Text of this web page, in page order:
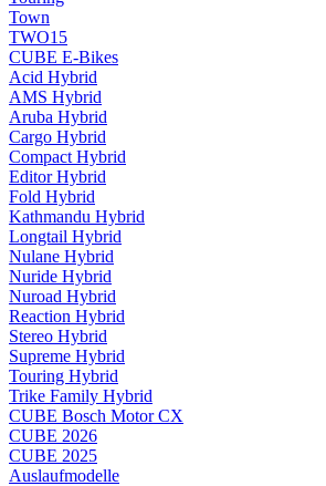
Town
TWO15
CUBE E-Bikes
Acid Hybrid
AMS Hybrid
Aruba Hybrid
Cargo Hybrid
Compact Hybrid
Editor Hybrid
Fold Hybrid
Kathmandu Hybrid
Longtail Hybrid
Nulane Hybrid
Nuride Hybrid
Nuroad Hybrid
Reaction Hybrid
Stereo Hybrid
Supreme Hybrid
Touring Hybrid
Trike Family Hybrid
CUBE Bosch Motor CX
CUBE 2026
CUBE 2025
Auslaufmodelle